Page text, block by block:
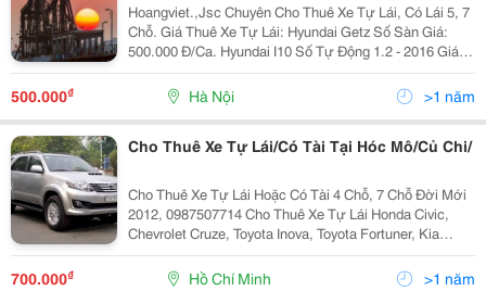
Hoangviet.,Jsc Chuyên Cho Thuê Xe Tự Lái, Có Lái 5, 7
Chỗ. Giá Thuê Xe Tự Lái: Hyundai Getz Số Sàn Giá:
500.000 Đ/Ca. Hyundai I10 Số Tự Động 1.2 - 2016 Giá:
600.000Đ/Ca. Hyundai I10 Số Tự Động 1.2 - 2018 Giá:
650.000Đ/Ca. Hyundai Accen
500.000₫ Hà Nội >1 năm
Cho Thuê Xe Tự Lái/Có Tài Tại Hóc Mô/Củ Chi/
Cho Thuê Xe Tự Lái Hoặc Có Tài 4 Chỗ, 7 Chỗ Đời Mới
2012, 0987507714 Cho Thuê Xe Tự Lái Honda Civic,
Chevrolet Cruze, Toyota Inova, Toyota Fortuner, Kia
Morning, Kia Sorento 2012 Full Options, Đời Mới, Nội
Thất Đẹp, Máy Lạnh Tốt..., Giao Xe Tận Nơ
700.000₫ Hồ Chí Minh >1 năm